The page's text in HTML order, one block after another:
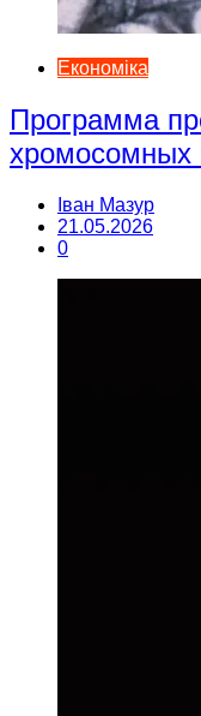
Економіка
Программа
хромосомных
Іван Мазур
21.05.2026
0